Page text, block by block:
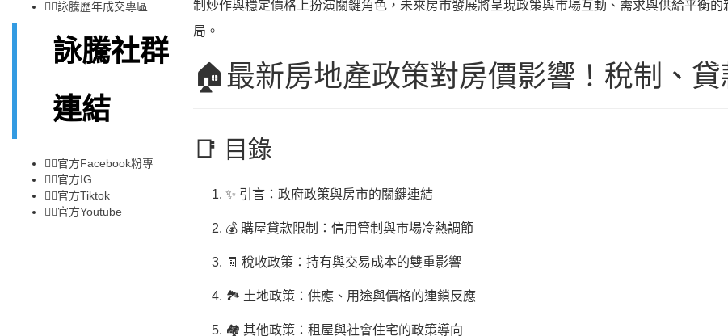
制炒作與穩定價格上扮演關鍵角色，未來房市發展將呈現政策與市場互動、需求與供給平衡
局。
🏠最新房地產政策對房價影響！稅制、
📑 目錄
✨ 引言：政府政策與房市的關鍵連結
💰 購屋貸款限制：信用管制與市場冷熱調節
🧾 稅收政策：持有與交易成本的雙重影響
🏞️ 土地政策：供應、用途與價格的連鎖反應
🏘️ 其他政策：租屋與社會住宅的政策導向
👉🏻詠騰歷年成交專區
詠騰社群
連結
👉🏻官方Facebook粉專
👉🏻官方IG
👉🏻官方Tiktok
👉🏻官方Youtube